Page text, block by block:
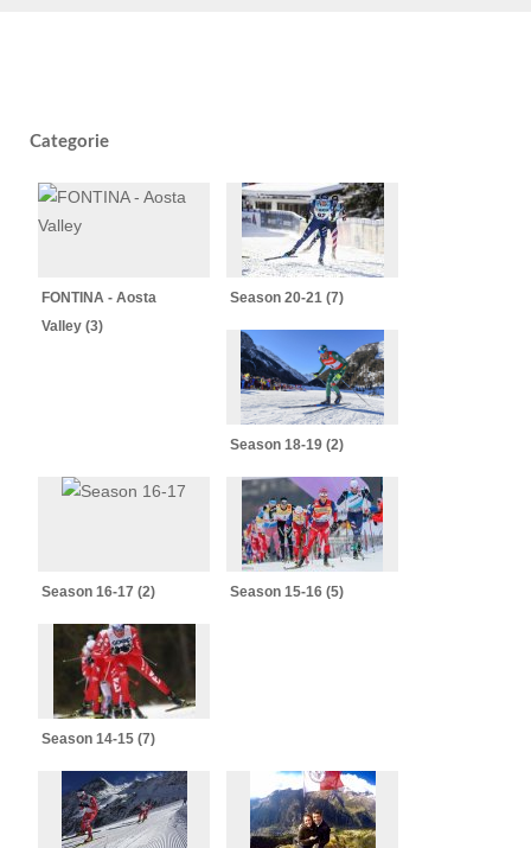
Categorie
FONTINA - Aosta
Valley (3)
Season 20-21 (7)
Season 18-19 (2)
Season 16-17 (2) Season 15-16 (5)
Season 14-15 (7)